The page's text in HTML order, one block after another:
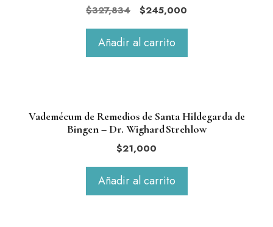
$327,834
El
original
$245,000
Añadir al carrito
Vademécum de Remedios de Santa Hildegarda de
Bingen – Dr. Wighard Strehlow
$21,000
Añadir al carrito